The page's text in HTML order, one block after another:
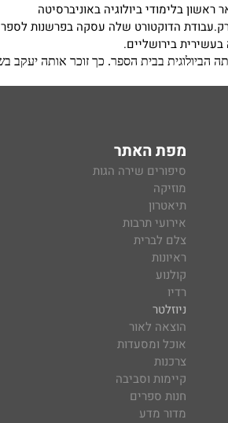
תואר ראשון בלימודי ביולוגיה באוניברסיטה
הדוקטורט שלה עסקה בפרשנות לספר
בירושליים.
מפת האתר
סיפורים שירה הגות
מוזיקה
תיאטרון
אירועי תרבות
צלם לברית
ראיונות
קולנוע
רדיו
ניוזלטר
הוצאה לאור
אוכל ומסעדות
צרכנות
קיימות וסביבה
חנות ספרים
מדור מדע